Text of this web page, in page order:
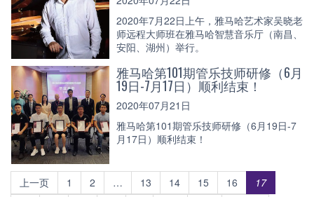
2020年7月22日上午，雅马哈艺术家吴晓老
师远程大师班在雅马哈智慧音乐厅（南昌、
安阳、湖州）举行。
雅马哈第101期管乐技师研修（6月
19日-7月17日）顺利结束！
2020年07月21日
雅马哈第101期管乐技师研修（6月19日-7
月17日）顺利结束！
上一页 1 2 … 13 14 15 16
17